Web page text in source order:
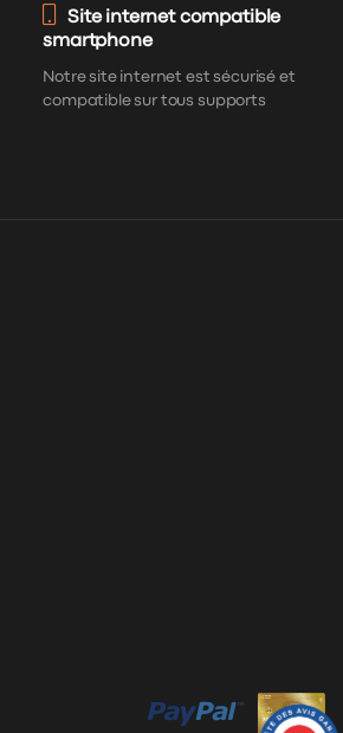
Site internet compatible
smartphone
Notre site internet est sécurisé et
compatible sur tous supports